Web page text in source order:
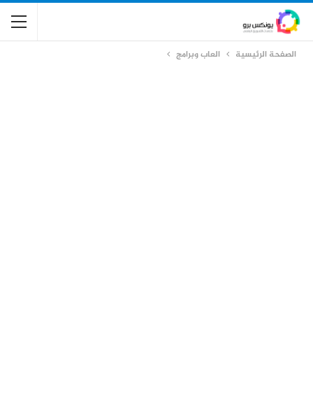
الصفحة الرئيسية العاب وبرامج